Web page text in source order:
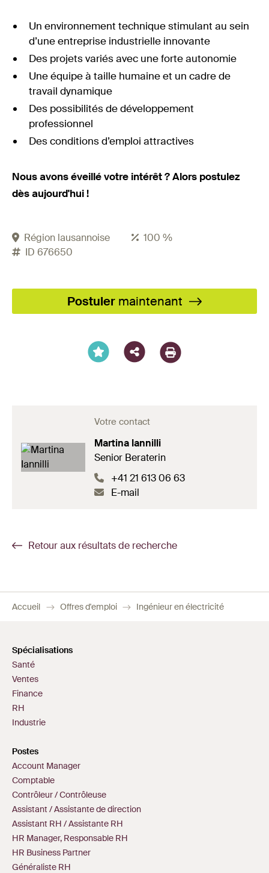
Un environnement technique stimulant au sein
d’une entreprise industrielle innovante
Des projets variés avec une forte autonomie
Une équipe à taille humaine et un cadre de
travail dynamique
Des possibilités de développement
professionnel
Des conditions d’emploi attractives
Nous avons éveillé votre intérêt ? Alors postulez
dès aujourd'hui !
Région lausannoise
100 %
ID 676650
Postulermaintenant
Facebook
X LinkedIn
XING
Votre contact
Martina Iannilli
Senior Beraterin
+41 21 613 06 63
E-mail
Retour aux résultats de recherche
Accueil Offres d'emploi Ingénieur en électricité
Spécialisations
Santé
Ventes
Finance
RH
Industrie
Postes
Account Manager
Comptable
Contrôleur / Contrôleuse
Assistant / Assistante de direction
Assistant RH / Assistante RH
HR Manager, Responsable RH
HR Business Partner
Généraliste RH